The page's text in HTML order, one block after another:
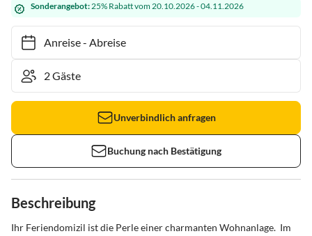
Sonderangebot:25% Rabatt vom 20.10.2026 - 04.11.2026
Anreise- Abreise
Unverbindlich anfragen
Buchung nach Bestätigung
Beschreibung
Ihr Feriendomizil ist die Perle einer charmanten Wohnanlage.  Im